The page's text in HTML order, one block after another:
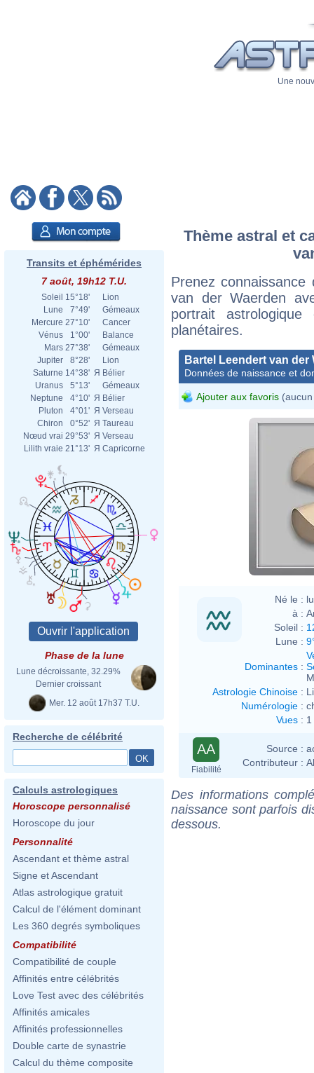
Une
Transits et éphémérides
7 août, 19h12 T.U.
Soleil 15°18'
Lion
Lune
7°49'
Gémeaux
Mercure 27°10'
Cancer
Vénus
1°00'
Balance
Mars 27°38'
Gémeaux
Jupiter
8°28'
Lion
Saturne 14°38' Я Bélier
Uranus
5°13'
Gémeaux
Neptune
4°10' Я Bélier
Pluton
4°01' Я Verseau
Chiron
0°52' Я Taureau
Nœud vrai 29°53' Я Verseau
Lilith vraie 21°13' Я Capricorne
Phase de la lune
Lune décroissante, 32.29%
Dernier croissant
Mer. 12 août 17h37 T.U.
Recherche de célébrité
Calculs astrologiques
Horoscope personnalisé
Horoscope du jour
Personnalité
Ascendant et thème astral
Signe et Ascendant
Atlas astrologique gratuit
Calcul de l'élément dominant
Les 360 degrés symboliques
Compatibilité
Compatibilité de couple
Affinités entre célébrités
Love Test avec des célébrités
Affinités amicales
Affinités professionnelles
Double carte de synastrie
Calcul du thème composite
Thème astral et
Prenez
van der Waerden
portrait
planétaires.
Bartel Leendert van der
Données de naissance et
Ajouter aux favoris
Né le :
à :
Soleil :
Lune :
Dominantes :
Astrologie Chinoise :
Numérologie :
Vues :
AA
Fiabilité
Source :
Contributeur :
Des informations
naissance sont parfois
dessous.